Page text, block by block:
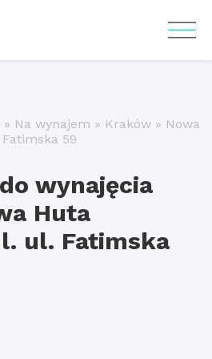
» Na wynajem » Kraków » Nowa
59
wynajęcia
Huta
ul. Fatimska